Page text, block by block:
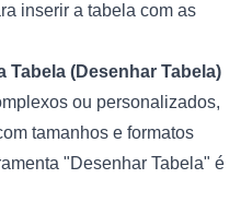
inserir a tabela com as
Tabela (Desenhar Tabela)
ou personalizados,
tamanhos e formatos
"Desenhar Tabela" é